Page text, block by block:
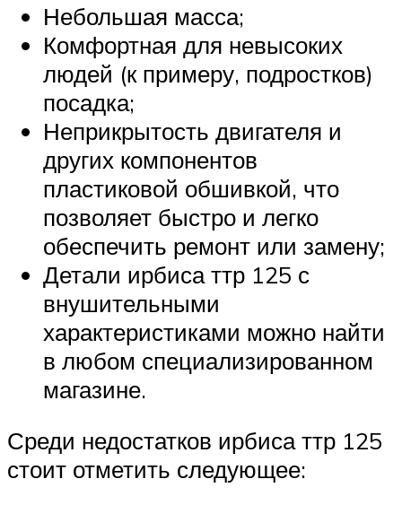
Небольшая масса;
Комфортная для невысоких
людей (к примеру, подростков)
посадка;
Неприкрытость двигателя и
других компонентов
пластиковой обшивкой, что
позволяет быстро и легко
обеспечить ремонт или замену;
Детали ирбиса ттр 125 с
внушительными
характеристиками можно найти
в любом специализированном
магазине.
Среди недостатков ирбиса ттр 125
стоит отметить следующее: